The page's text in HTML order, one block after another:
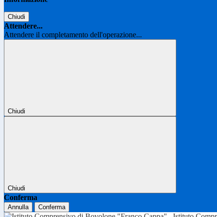
Chiudi
Attendere...
Attendere il completamento dell'operazione...
Chiudi
Chiudi
Conferma
Annulla Conferma